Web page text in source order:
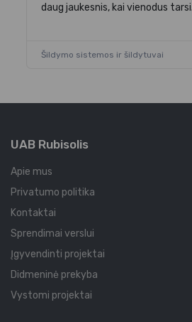
daug jaukesnis, kai vienodus
Šildymo sistemos ir šildytuvai
UAB Rubisolis
Apie mus
Privatumo politika
Kontaktai
Sprendimai verslui
Įgyvendinti projektai
Didmeninė prekyba
Vystomi projektai